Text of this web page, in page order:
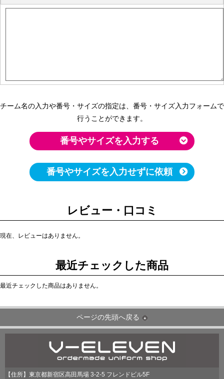
チーム名の入力や番号・サイズの指定は、番号・サイズ入力フォームで
行うことができます。
番号やサイズを入力する
番号やサイズを入力せずに依頼
レビュー・口コミ
現在、レビューはありません。
最近チェックした商品
最近チェックした商品はありません。
ページの先頭へ戻る
【住所】東京都新宿区高田馬場 3-2-5 フレンドビル5F